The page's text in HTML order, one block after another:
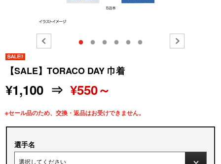
● ● ● ● ● ●
【SALE】TORACO DAY 巾着
¥1,100 ⇒¥550～
※セール品のため、交換・返品はお受けできません。
選手名